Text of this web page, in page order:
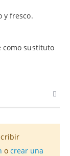
y fresco.
como sustituto
o crear una